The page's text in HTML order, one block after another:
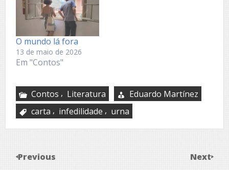
O mundo lá fora
13 de maio de 2026
Em "Contos"
Contos , Literatura
Eduardo Martínez
carta , infedilidade , urna
Previous Next